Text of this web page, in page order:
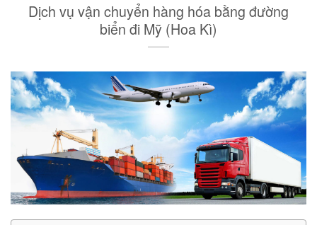
Dịch vụ vận chuyển hàng hóa bằng đường
biển đi Mỹ (Hoa Kì)